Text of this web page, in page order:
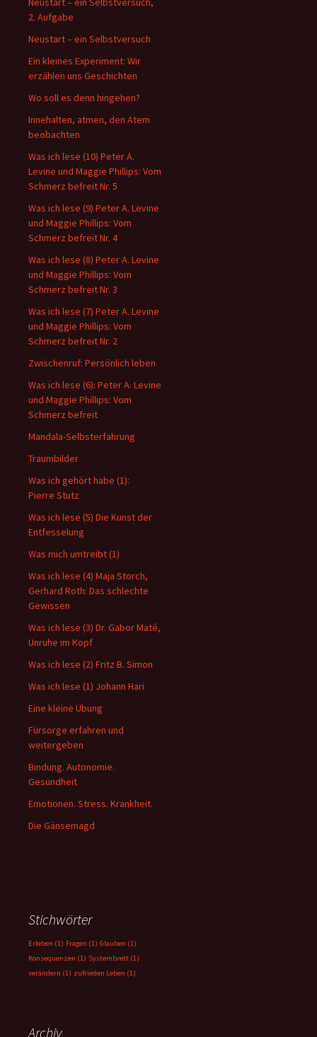
2. Aufgabe
Neustart – ein Selbstversuch
Ein kleines Experiment: Wir
erzählen uns Geschichten
Wo soll es denn hingehen?
Innehalten, atmen, den Atem
beobachten
Was ich lese (10) Peter A.
Levine und Maggie Phillips: Vom
Schmerz befreit Nr. 5
Was ich lese (9) Peter A. Levine
und Maggie Phillips: Vom
Schmerz befreit Nr. 4
Was ich lese (8) Peter A. Levine
und Maggie Phillips: Vom
Schmerz befreit Nr. 3
Was ich lese (7) Peter A. Levine
und Maggie Phillips: Vom
Schmerz befreit Nr. 2
Zwischenruf: Persönlich leben
Was ich lese (6): Peter A. Levine
und Maggie Phillips: Vom
Schmerz befreit
Mandala-Selbsterfahrung
Traumbilder
Was ich gehört habe (1):
Pierre Stutz
Was ich lese (5) Die Kunst der
Entfesselung
Was mich umtreibt (1)
Was ich lese (4) Maja Storch,
Gerhard Roth: Das schlechte
Gewissen
Was ich lese (3) Dr. Gabor Maté,
Unruhe im Kopf
Was ich lese (2) Fritz B. Simon
Was ich lese (1) Johann Hari
Eine kleine Übung
Fürsorge erfahren und
weitergeben
Bindung. Autonomie.
Gesundheit
Emotionen. Stress. Krankheit.
Die Gänsemagd
Stichwörter
Erleben (1) Fragen (1) Glauben (1)
Konsequenzen (1) Systembrett (1)
verändern (1) zufrieden Leben (1)
Archiv